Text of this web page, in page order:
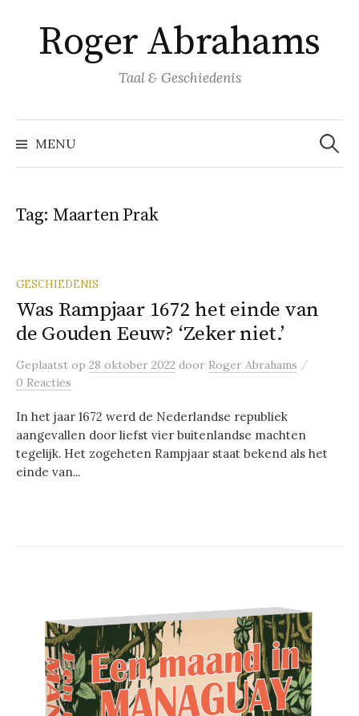
inhoud
springen
Roger Abrahams
Taal & Geschiedenis
MENU
Zoeken
naar:
Tag: Maarten Prak
GESCHIEDENIS
Was Rampjaar 1672 het einde van
de Gouden Eeuw? ‘Zeker niet.’
Geplaatst op 28 oktober 2022 door Roger Abrahams /
0 Reacties
In het jaar 1672 werd de Nederlandse republiek
aangevallen door liefst vier buitenlandse machten
tegelijk. Het zogeheten Rampjaar staat bekend als het
einde van...